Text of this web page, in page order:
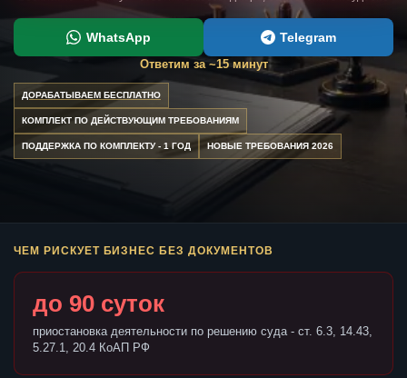
WhatsApp Telegram
Ответим за ~15 минут
ДОРАБАТЫВАЕМ БЕСПЛАТНО
КОМПЛЕКТ ПО ДЕЙСТВУЮЩИМ ТРЕБОВАНИЯМ
ПОДДЕРЖКА ПО КОМПЛЕКТУ - 1 ГОД НОВЫЕ ТРЕБОВАНИЯ 2026
ЧЕМ РИСКУЕТ БИЗНЕС БЕЗ ДОКУМЕНТОВ
до 90 суток
приостановка деятельности по решению суда - ст. 6.3, 14.43,
5.27.1, 20.4 КоАП РФ